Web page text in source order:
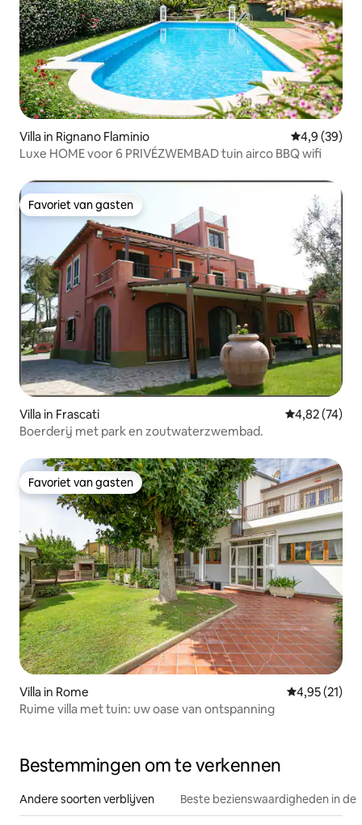
Villa in Rignano Flaminio Gemiddelde
4,9 (39)
Luxe HOME voor 6 PRIVÉZWEMBAD tuin airco BBQ wifi
Favoriet van gasten
Favoriet van gasten
Villa in Frascati Gemiddelde
4,82 (74)
Boerderij met park en zoutwaterzwembad.
Favoriet van gasten
Favoriet van gasten
Villa in Rome Gemiddelde
4,95 (21)
Ruime villa met tuin: uw oase van ontspanning
Bestemmingen om te verkennen
Andere soorten verblijven Beste bezienswaardigheden in de